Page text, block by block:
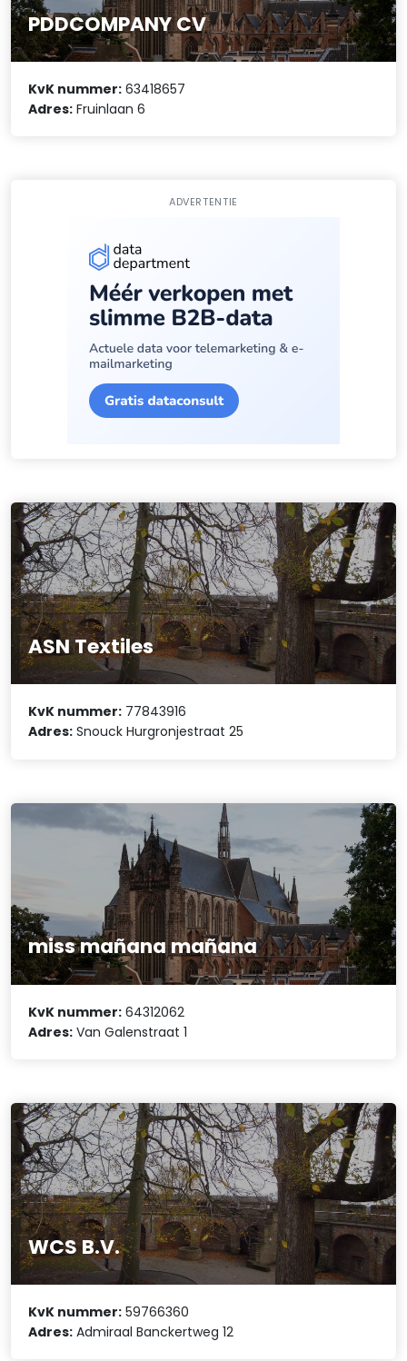
PDDCOMPANY CV
KvK nummer: 63418657
Adres: Fruinlaan 6
ADVERTENTIE
ASN Textiles
KvK nummer: 77843916
Adres: Snouck Hurgronjestraat 25
miss mañana mañana
KvK nummer: 64312062
Adres: Van Galenstraat 1
WCS B.V.
KvK nummer: 59766360
Adres: Admiraal Banckertweg 12